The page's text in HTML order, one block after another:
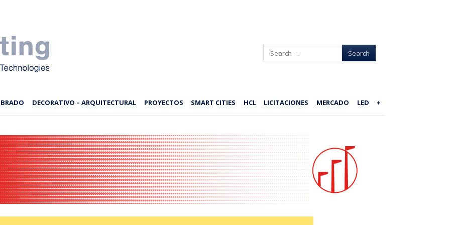
Search
DECORATIVO – ARQUITECTURAL PROYECTOS SMART CITIES HCL LICITACIONES MERCADO LED +